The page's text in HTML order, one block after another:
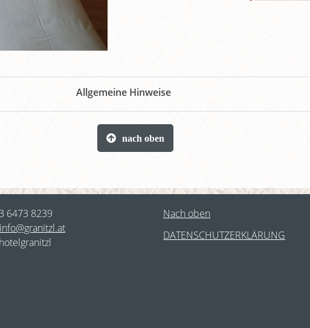
Allgemeine Hinweise
nach oben
6473 8239
info@granitzl.at
Nach oben
DATENSCHUTZERKLÄRUNG